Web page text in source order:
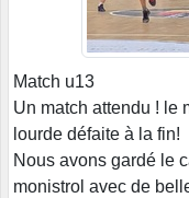
Match u13
Un match attendu ! le
lourde défaite à la fin!
Nous avons gardé le
monistrol avec de